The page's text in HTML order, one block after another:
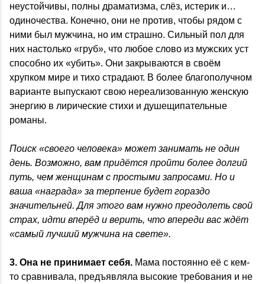
неустойчивы, полны драматизма, слёз, истерик и…
одиночества. Конечно, они не против, чтобы рядом с
ними был мужчина, но им страшно. Сильный пол для
них настолько «груб», что любое слово из мужских уст
способно их «убить». Они закрываются в своём
хрупком мире и тихо страдают. В более благополучном
варианте выпускают свою нереализованную женскую
энергию в лирические стихи и душещипательные
романы.
Поиск «своего человека» может занимать не один
день. Возможно, вам придётся пройти более долгий
путь, чем женщинам с простыми запросами. Но и
ваша «награда» за терпение будет гораздо
значительней. Для этого вам нужно преодолеть свой
страх, идти вперёд и верить, что впереди вас ждёт
«самый лучший мужчина на свете».
3. Она не принимает себя. Мама постоянно её с кем-
то сравнивала, предъявляла высокие требования и не